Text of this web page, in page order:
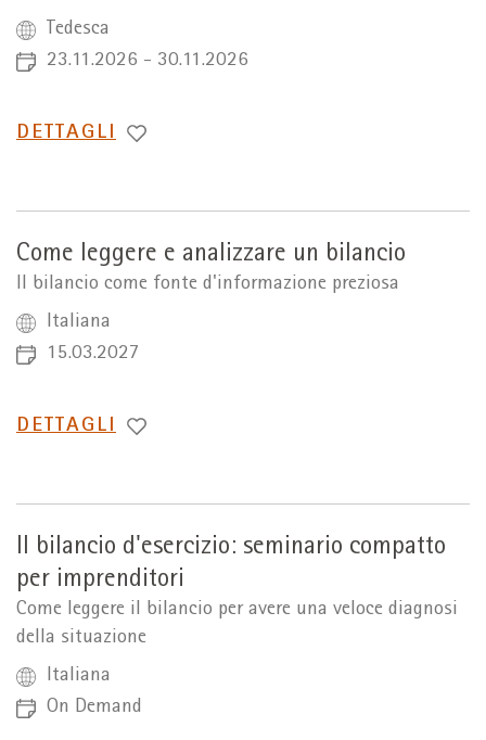
Tedesca
23.11.2026 - 30.11.2026
PASSA
DETTAGLI
Come leggere e analizzare un bilancio
Il bilancio come fonte d'informazione preziosa
Italiana
15.03.2027
PASSA
DETTAGLI
Il bilancio d'esercizio: seminario compatto
per imprenditori
Come leggere il bilancio per avere una veloce diagnosi
della situazione
Italiana
On Demand